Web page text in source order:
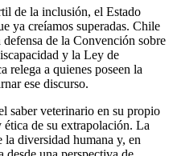
de la inclusión, el Estado
ya creíamos superadas. Chile
de la Convención sobre
y la Ley de
relega a quienes poseen la
ese discurso.
saber veterinario en su propio
de su extrapolación. La
la diversidad humana y, en